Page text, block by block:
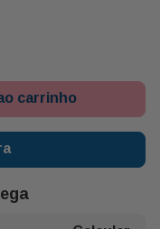
carrinho